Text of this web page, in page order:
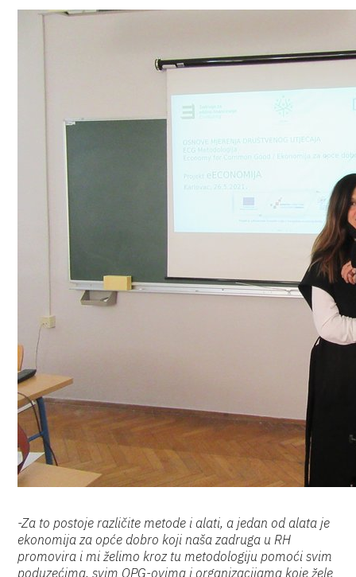
-Za to postoje različite metode i alati, a jedan od alata je
ekonomija za opće dobro koji naša zadruga u RH
promovira i mi želimo kroz tu metodologiju pomoći svim
poduzećima, svim OPG-ovima i organizacijama koje žele